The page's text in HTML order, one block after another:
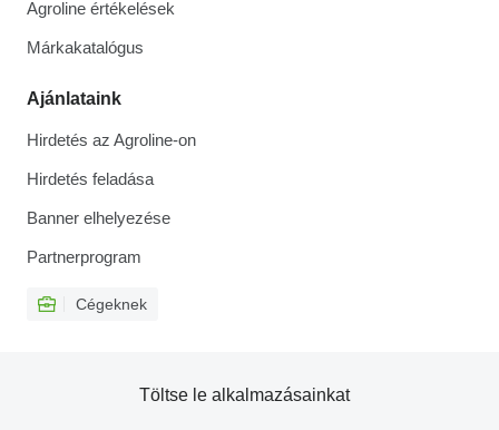
Agroline értékelések
Márkakatalógus
Ajánlataink
Hirdetés az Agroline-on
Hirdetés feladása
Banner elhelyezése
Partnerprogram
Cégeknek
Töltse le alkalmazásainkat